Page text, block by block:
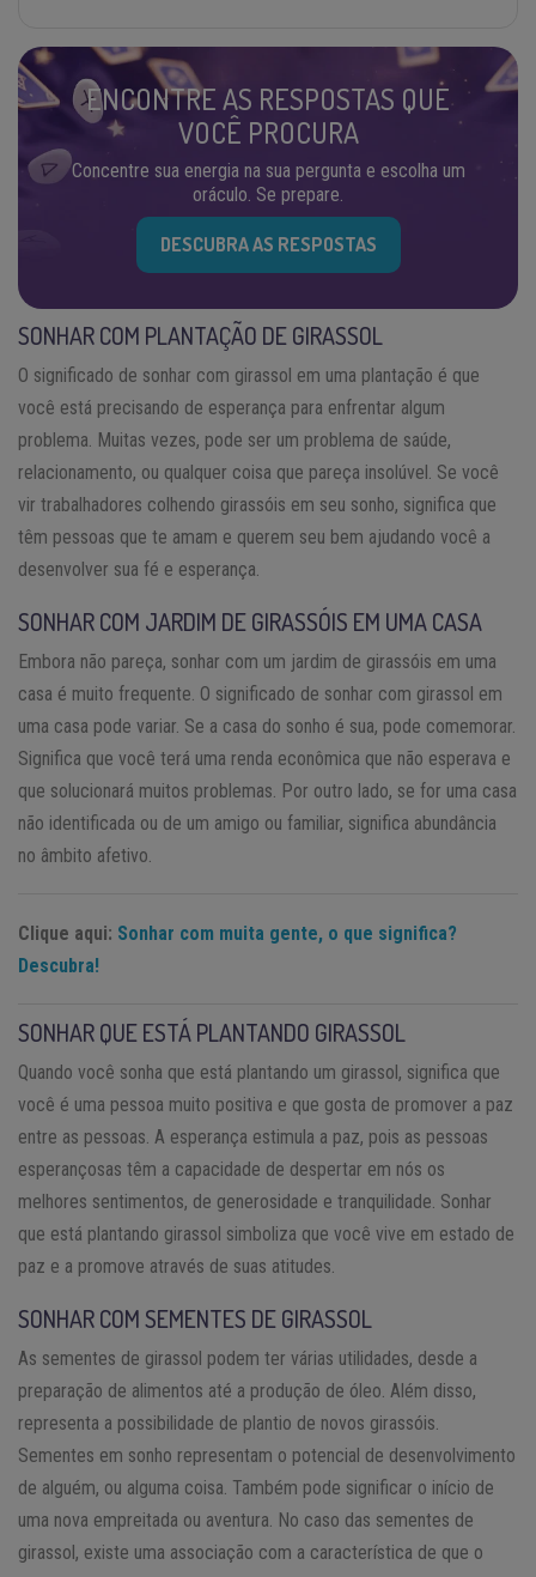
ENCONTRE AS RESPOSTAS QUE
VOCÊ PROCURA
Concentre sua energia na sua pergunta e escolha um
oráculo. Se prepare.
DESCUBRA AS RESPOSTAS
SONHAR COM PLANTAÇÃO DE GIRASSOL
O significado de sonhar com girassol em uma plantação é que
você está precisando de esperança para enfrentar algum
problema. Muitas vezes, pode ser um problema de saúde,
relacionamento, ou qualquer coisa que pareça insolúvel. Se você
vir trabalhadores colhendo girassóis em seu sonho, significa que
têm pessoas que te amam e querem seu bem ajudando você a
desenvolver sua fé e esperança.
SONHAR COM JARDIM DE GIRASSÓIS EM UMA CASA
Embora não pareça, sonhar com um jardim de girassóis em uma
casa é muito frequente. O significado de sonhar com girassol em
uma casa pode variar. Se a casa do sonho é sua, pode comemorar.
Significa que você terá uma renda econômica que não esperava e
que solucionará muitos problemas. Por outro lado, se for uma casa
não identificada ou de um amigo ou familiar, significa abundância
no âmbito afetivo.
Clique aqui: Sonhar com muita gente, o que significa?
Descubra!
SONHAR QUE ESTÁ PLANTANDO GIRASSOL
Quando você sonha que está plantando um girassol, significa que
você é uma pessoa muito positiva e que gosta de promover a paz
entre as pessoas. A esperança estimula a paz, pois as pessoas
esperançosas têm a capacidade de despertar em nós os
melhores sentimentos, de generosidade e tranquilidade. Sonhar
que está plantando girassol simboliza que você vive em estado de
paz e a promove através de suas atitudes.
SONHAR COM SEMENTES DE GIRASSOL
As sementes de girassol podem ter várias utilidades, desde a
preparação de alimentos até a produção de óleo. Além disso,
representa a possibilidade de plantio de novos girassóis.
Sementes em sonho representam o potencial de desenvolvimento
de alguém, ou alguma coisa. Também pode significar o início de
uma nova empreitada ou aventura. No caso das sementes de
girassol, existe uma associação com a característica de que o